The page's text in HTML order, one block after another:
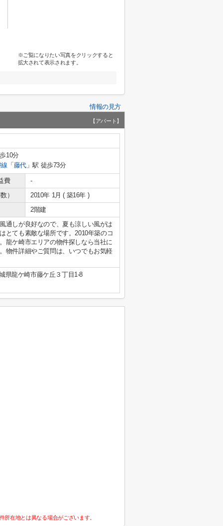
※ご覧になりたい写真をクリックすると
拡大されて表示されます。
情報の見方
【アパート】
10分
「 藤代」駅 徒歩73分
費
-
）
2010年 1月 ( 築16年 )
2階建
通しが良好なので、夏も涼しい風がは
とても素敵な場所です。2010年築のコ
龍ケ崎市エリアの物件探しなら当社に
物件詳細やご質問は、いつでもお気軽
県龍ケ崎市藤ケ丘３丁目1-8
在地とは異なる場合がございます。